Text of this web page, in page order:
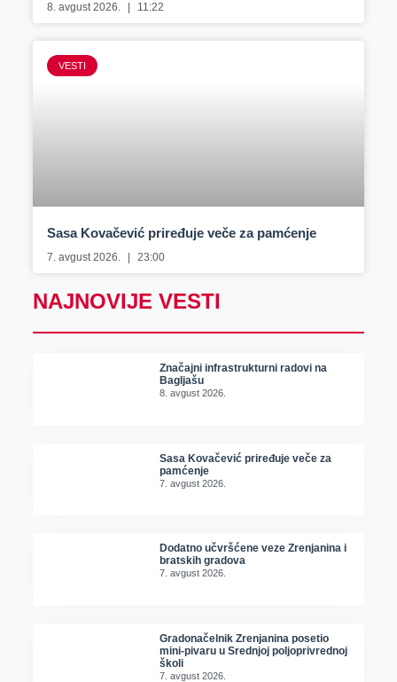
8. avgust 2026. 11:22
VESTI
Sasa Kovačević priređuje veče za pamćenje
7. avgust 2026. 23:00
NAJNOVIJE VESTI
Značajni infrastrukturni radovi na
Bagljašu
8. avgust 2026.
Sasa Kovačević priređuje veče za
pamćenje
7. avgust 2026.
Dodatno učvršćene veze Zrenjanina i
bratskih gradova
7. avgust 2026.
Gradonačelnik Zrenjanina posetio
mini-pivaru u Srednjoj poljoprivrednoj
školi
7. avgust 2026.